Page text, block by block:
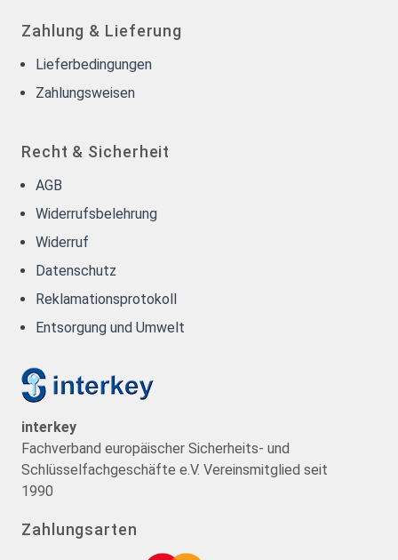
Zahlung & Lieferung
Lieferbedingungen
Zahlungsweisen
Recht & Sicherheit
AGB
Widerrufsbelehrung
Widerruf
Datenschutz
Reklamationsprotokoll
Entsorgung und Umwelt
interkey
Fachverband europäischer Sicherheits- und
Schlüsselfachgeschäfte e.V. Vereinsmitglied seit
1990
Zahlungsarten